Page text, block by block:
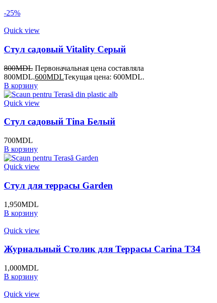
-25%
Quick view
Стул садовый Vitality Серый
800MDL Первоначальная цена составляла
800MDL.600MDLТекущая цена: 600MDL.
В корзину
Quick view
Стул садовый Tina Белый
700MDL
В корзину
Quick view
Стул для террасы Garden
1,950MDL
В корзину
Quick view
Журнальный Столик для Террасы Carina T34
1,000MDL
В корзину
Quick view